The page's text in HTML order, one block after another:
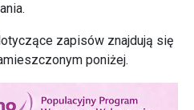
zapisów znajdują się
poniżej.